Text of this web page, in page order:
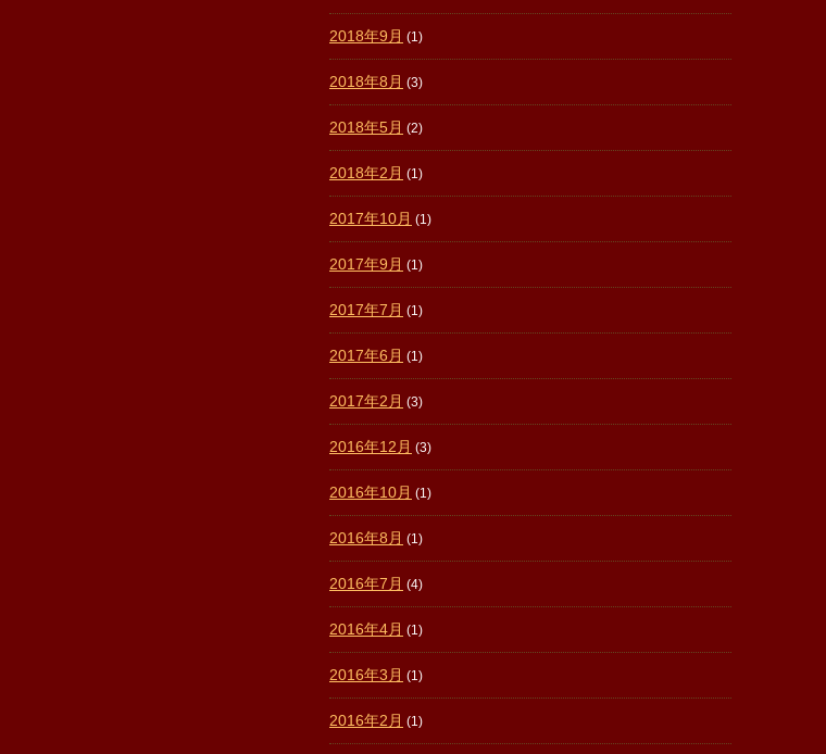
2018年9月 (1)
2018年8月 (3)
2018年5月 (2)
2018年2月 (1)
2017年10月 (1)
2017年9月 (1)
2017年7月 (1)
2017年6月 (1)
2017年2月 (3)
2016年12月 (3)
2016年10月 (1)
2016年8月 (1)
2016年7月 (4)
2016年4月 (1)
2016年3月 (1)
2016年2月 (1)